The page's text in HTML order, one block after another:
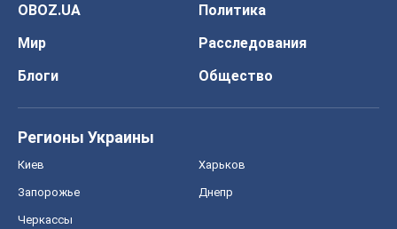
OBOZ.UA
Политика
Мир
Расследования
Блоги
Общество
Регионы Украины
Киев Харьков
Запорожье Днепр
Черкассы